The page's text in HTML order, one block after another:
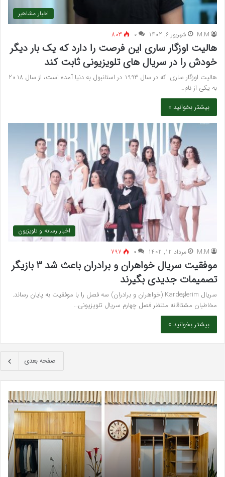
اخبار مشاهیر
M.M شهریور 6, 1402 ۰ 803
هالیت اوزگار ساری این فرصت را دارد که یک بار دیگر
خودش را در سریال های تلویزیونی ثابت کند
هالیت اوزگار ساری که در سال 1993 در استانبول به دنیا آمده است، از سال 2018
به یکی از نام…
بیشتر بخوانید »
اخبار رسانه و تلویزیون
M.M مرداد 12, 1402 ۰ 797
موفقیت سریال خواهران و برادران باعث شد 3 بازیگر
تصمیمات جدیدی بگیرند
سریال Kardeşlerim (خواهران و برادران) سه فصل را با موفقیت به پایان رساند.
مخاطبان مشتاقانه منتظر فصل چهارم سریال تلویزیونی…
بیشتر بخوانید »
صفحه بعدی
بهترین
کلینیک
زیبایی
فردیس
کرج؛
دکتر
مریم
قند
و